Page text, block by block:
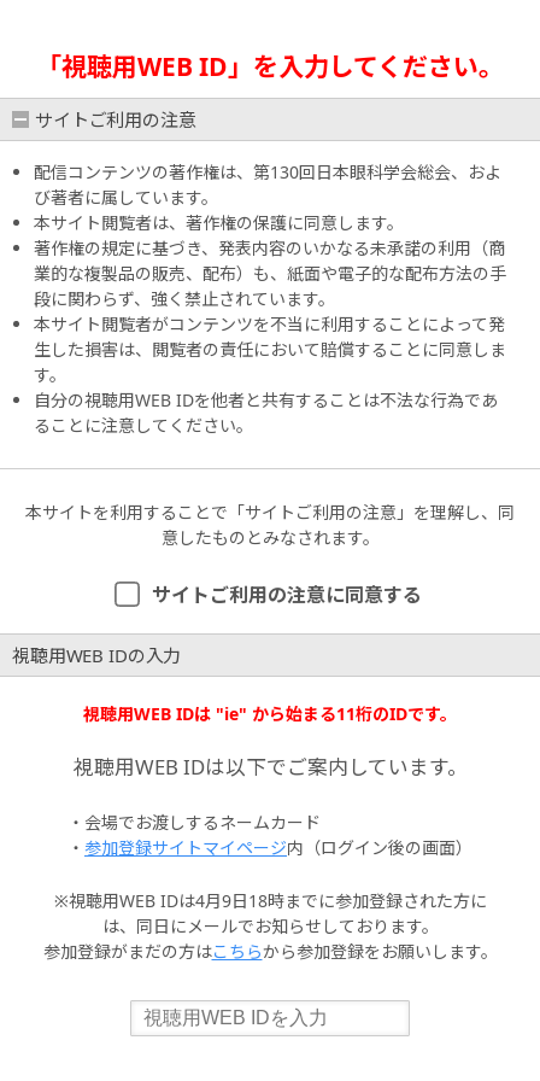
「視聴用WEB ID」を入力してください。
サイトご利用の注意
配信コンテンツの著作権は、第130回日本眼科学会総会、およ
び著者に属しています。
本サイト閲覧者は、著作権の保護に同意します。
著作権の規定に基づき、発表内容のいかなる未承諾の利用（商
業的な複製品の販売、配布）も、紙面や電子的な配布方法の手
段に関わらず、強く禁止されています。
本サイト閲覧者がコンテンツを不当に利用することによって発
生した損害は、閲覧者の責任において賠償することに同意しま
す。
自分の視聴用WEB IDを他者と共有することは不法な行為であ
ることに注意してください。
本サイトを利用することで「サイトご利用の注意」を理解し、同
意したものとみなされます。
サイトご利用の注意に同意する
視聴用WEB IDの入力
視聴用WEB IDは "ie" から始まる11桁のIDです。
視聴用WEB IDは以下でご案内しています。
・会場でお渡しするネームカード
・ 参加登録サイトマイページ内（ログイン後の画面）
※視聴用WEB IDは4月9日18時までに参加登録された方に
は、同日にメールでお知らせしております。
参加登録がまだの方はこちらから参加登録をお願いします。